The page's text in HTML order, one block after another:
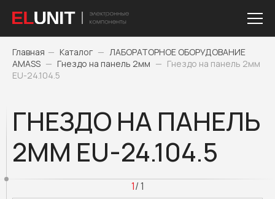
Главная — Каталог — ЛАБОРАТОРНОЕ ОБОРУДОВАНИЕ
AMASS — Гнездо на панель 2мм — Гнездо на панель 2мм
EU-24.104.5
ГНЕЗДО НА ПАНЕЛЬ
2ММ EU-24.104.5
1/ 1